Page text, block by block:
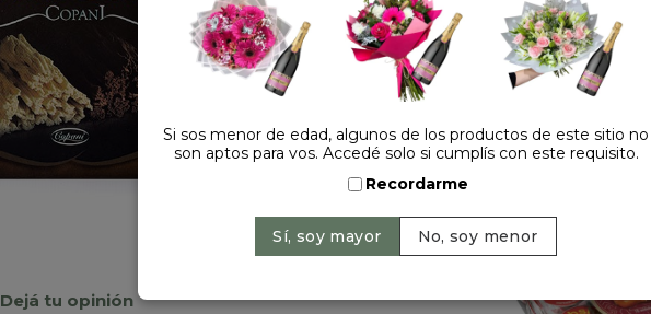
Dejá tu opinión
HACELO
Si sos menor de edad, algunos de los productos de este sitio no
son aptos para vos. Accedé solo si cumplís con este requisito.
Recordarme